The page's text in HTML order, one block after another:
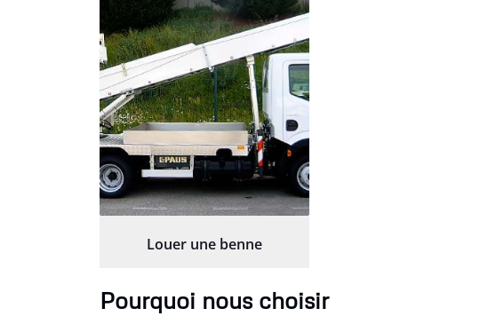
Louer une benne
Pourquoi nous choisir